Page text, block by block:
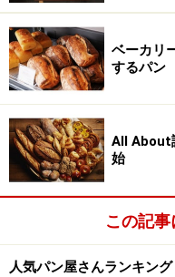
ベーカリ
するパン
All About
始
この記
人気パン屋さんランキング